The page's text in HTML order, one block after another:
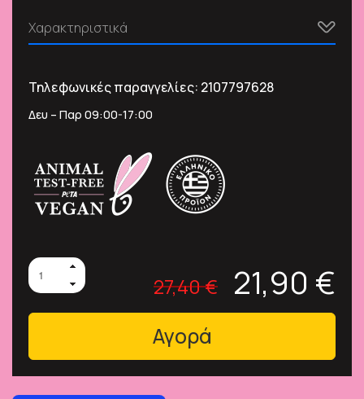
Χαρακτηριστικά
Τηλεφωνικές παραγγελίες: 2107797628
Δευ – Παρ 09:00-17:00
27,40 € 21,90 €
Αγορά